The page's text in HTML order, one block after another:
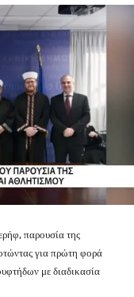
παρουσία της
για πρώτη φορά
με διαδικασία